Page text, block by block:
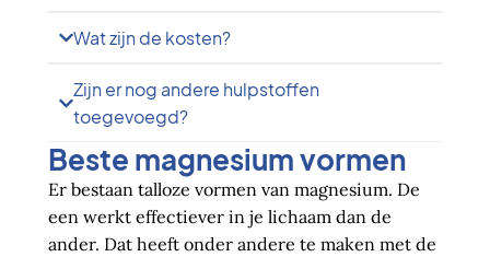
Wat zijn de kosten?
Zijn er nog andere hulpstoffen
toegevoegd?
Beste magnesium vormen
Er bestaan talloze vormen van magnesium. De
een werkt effectiever in je lichaam dan de
ander. Dat heeft onder andere te maken met de